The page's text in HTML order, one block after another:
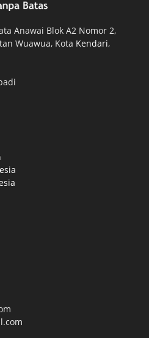
Anawai Blok A2 Nomor 2,
Wuawua, Kota Kendari,